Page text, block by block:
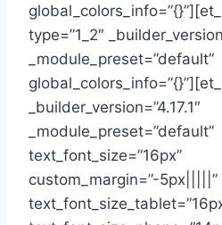
type=”1_2″
_module_preset=”default”
_builder_version=”4.17.1″
_module_preset=”default”
text_font_size=”16px”
custom_margin=”-5px|||||”